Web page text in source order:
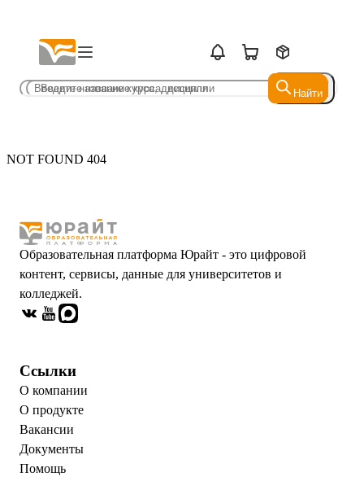
Найти
Найти
NOT FOUND 404
Образовательная платформа Юрайт - это цифровой
контент, сервисы, данные для университетов и
колледжей.
Ссылки
О компании
О продукте
Вакансии
Документы
Помощь